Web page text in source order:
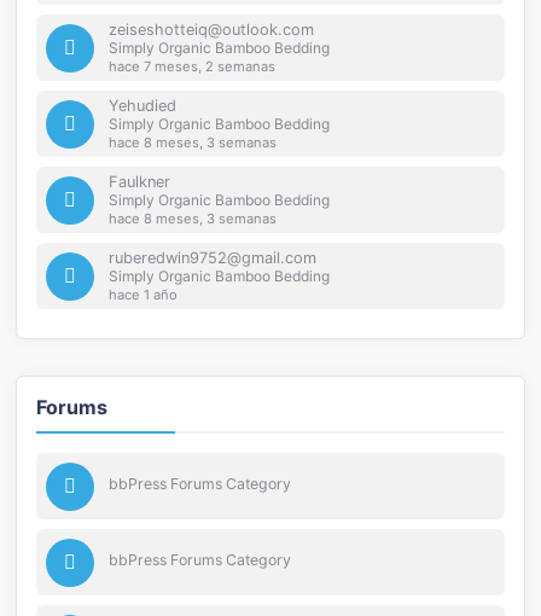
zeiseshotteiq@outlook.com
Simply Organic Bamboo Bedding
hace 7 meses, 2 semanas
Yehudied
Simply Organic Bamboo Bedding
hace 8 meses, 3 semanas
Faulkner
Simply Organic Bamboo Bedding
hace 8 meses, 3 semanas
ruberedwin9752@gmail.com
Simply Organic Bamboo Bedding
hace 1 año
Forums
bbPress Forums Category
bbPress Forums Category